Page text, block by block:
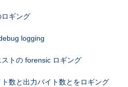
ギング
logging
トの forensic ロギング
数と出力バイト数とをロギング